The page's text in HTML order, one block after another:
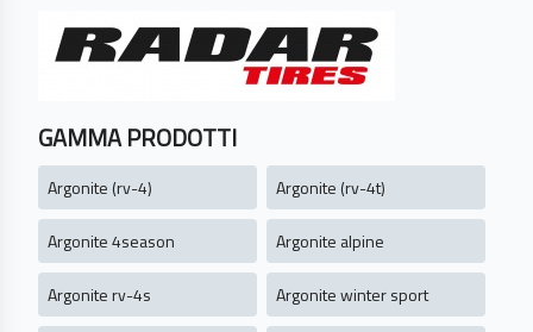
GAMMA PRODOTTI
Argonite (rv-4) Argonite (rv-4t)
Argonite 4season Argonite alpine
Argonite rv-4s Argonite winter sport